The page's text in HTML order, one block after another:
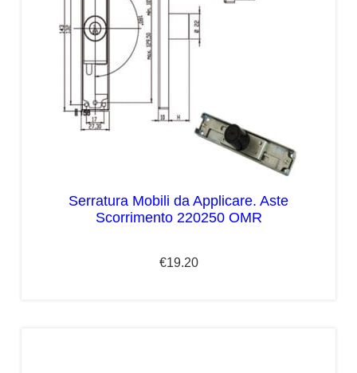
Serratura Mobili da Applicare. Aste
Scorrimento 220250 OMR
€19.20